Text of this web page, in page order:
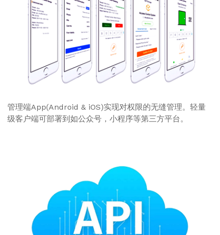
管理端App(Android & iOS)实现对权限的无缝管理。轻量
级客户端可部署到如公众号，小程序等第三方平台。